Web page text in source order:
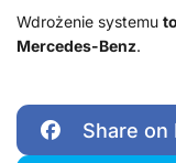
Wdrożenie systemu
Mercedes-Benz.
Share on